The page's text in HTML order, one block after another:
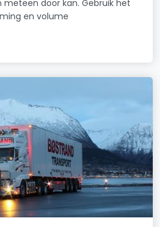
door kan. Gebruik het
en volume